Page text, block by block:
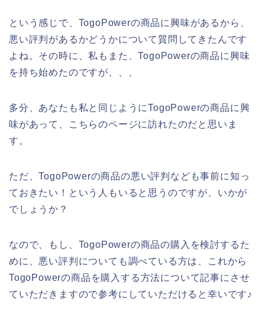
という感じで、TogoPowerの商品に興味があるから、
悪い評判があるかどうかについて質問してきたんです
よね。その時に、私もまた、TogoPowerの商品に興味
を持ち始めたのですが、、、
多分、あなたも私と同じようにTogoPowerの商品に興
味があって、こちらのページに訪れたのだと思いま
す。
ただ、TogoPowerの商品の悪い評判なども事前に知っ
ておきたい！という人もいると思うのですが、いかが
でしょうか？
なので、もし、TogoPowerの商品の購入を検討するた
めに、悪い評判についても調べている方は、これから
TogoPowerの商品を購入する方法について記事にさせ
ていただきますので参考にしていただけると幸いです♪